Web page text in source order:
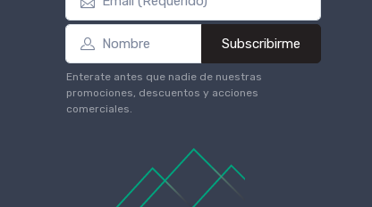
Subscribirme
Enterate antes que nadie de nuestras
promociones, descuentos y acciones
comerciales.